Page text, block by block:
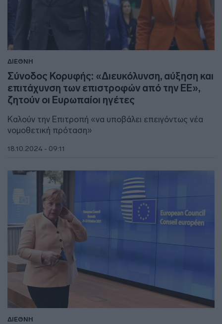
ΔΙΕΘΝΗ
Σύνοδος Κορυφής: «Διευκόλυνση, αύξηση και
επιτάχυνση των επιστροφών από την ΕΕ»,
ζητούν οι Ευρωπαίοι ηγέτες
Καλούν την Επιτροπή «να υποβάλει επειγόντως νέα
νομοθετική πρόταση»
18.10.2024 - 09:11
ΔΙΕΘΝΗ